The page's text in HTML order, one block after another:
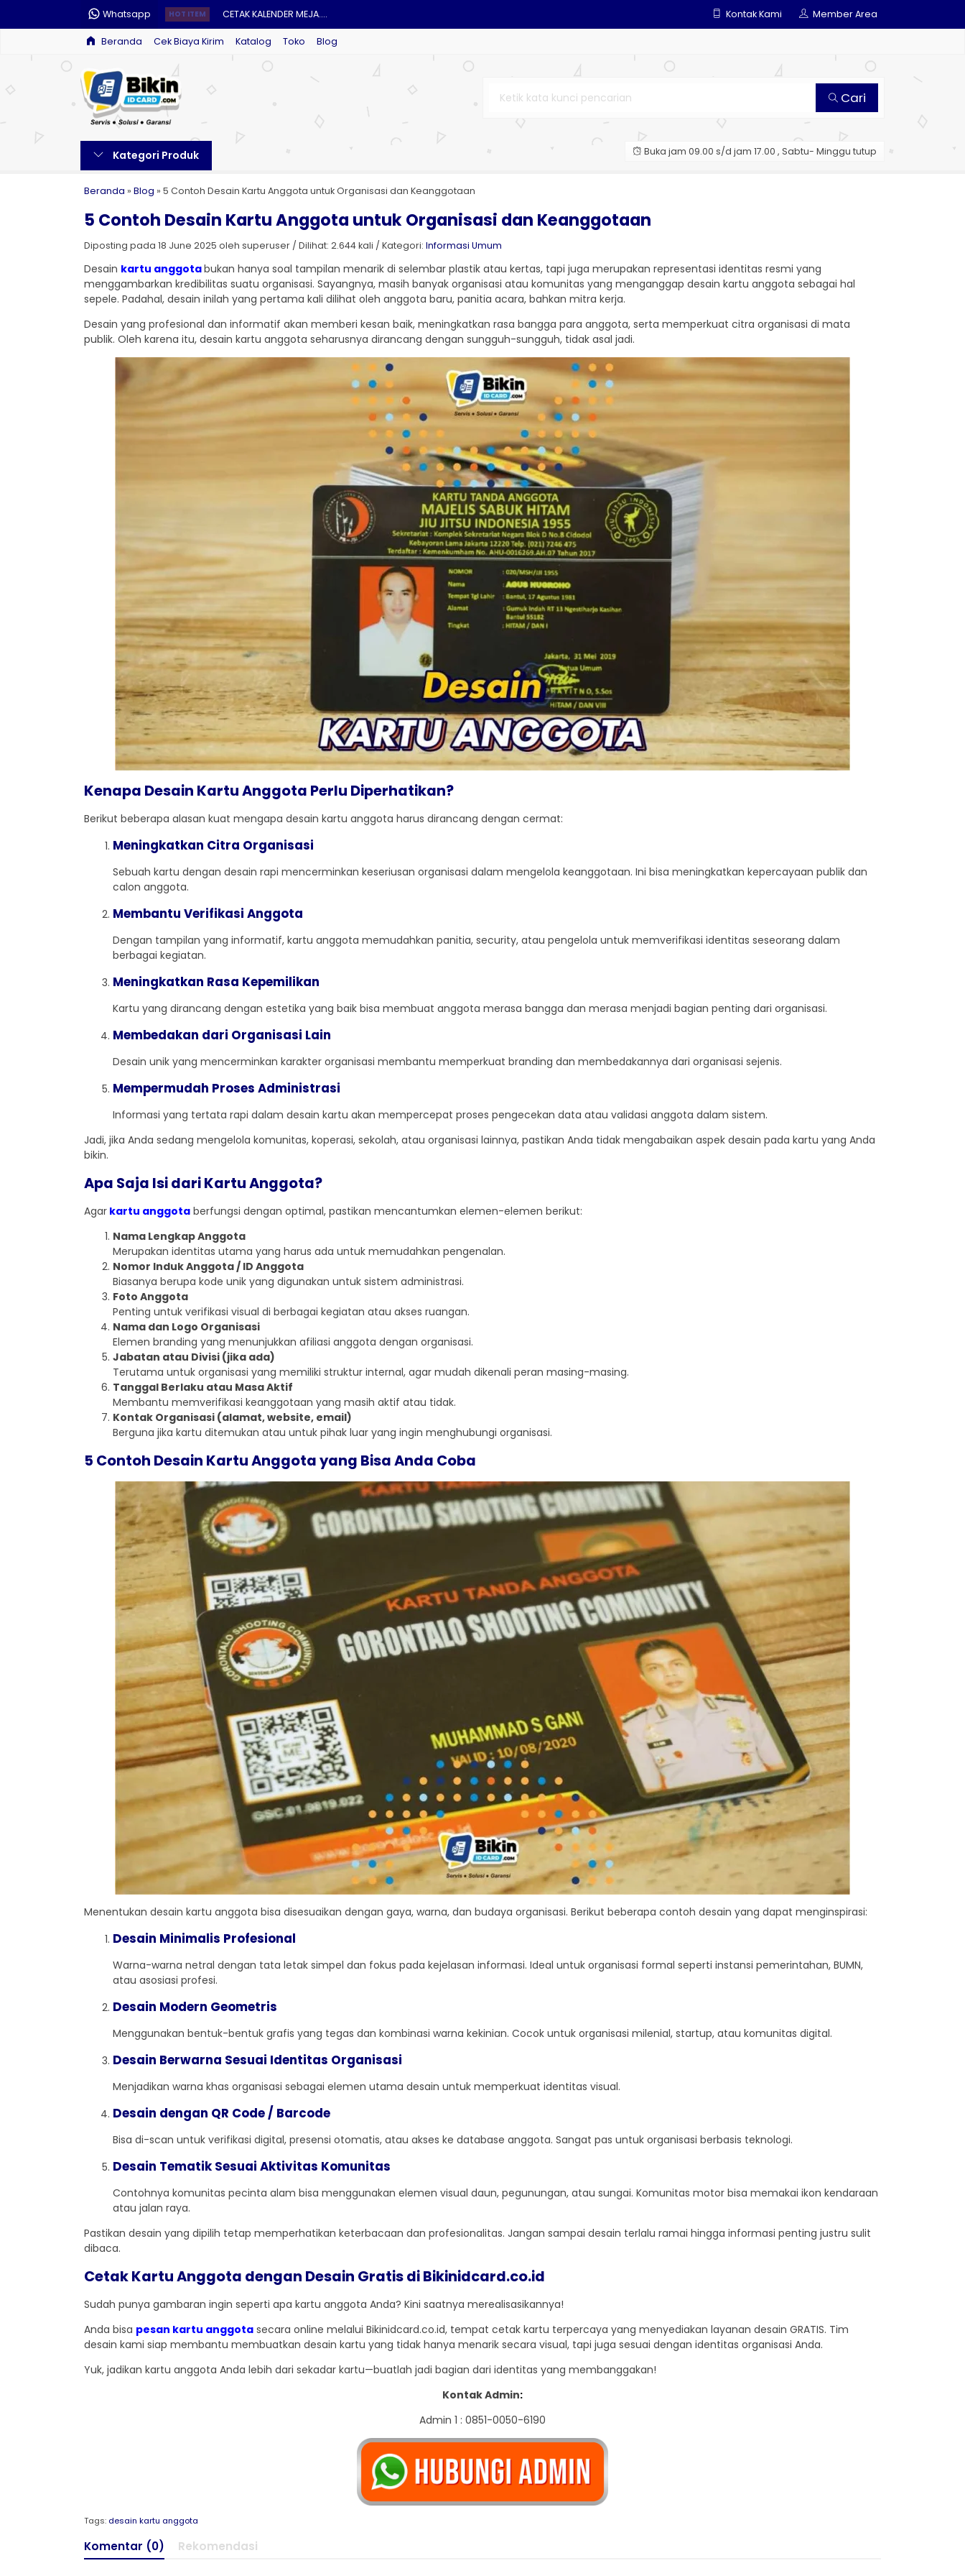
Whatsapp HOT ITEM CETAK KALENDER MEJA....
CETAK MUG CUSTOM....
CETAK NOTA....
STEMPEL CUSTOM....
CETAK E-MONEY CUSTOM....
MOUSEPAD CUSTOM....
CETAK ID CARD....
Kontak Kami Member Area
Beranda Cek Biaya Kirim Katalog Toko Blog
Cari
Kategori Produk Buka jam 09.00 s/d jam 17.00 , Sabtu- Minggu tutup
Beranda » Blog » 5 Contoh Desain Kartu Anggota untuk Organisasi dan Keanggotaan
5 Contoh Desain Kartu Anggota untuk Organisasi dan Keanggotaan
Diposting pada 18 June 2025 oleh superuser / Dilihat: 2.644 kali / Kategori: Informasi Umum
Desain kartu anggotabukan hanya soal tampilan menarik di selembar plastik atau kertas, tapi juga merupakan representasi identitas resmi yang
menggambarkan kredibilitas suatu organisasi. Sayangnya, masih banyak organisasi atau komunitas yang menganggap desain kartu anggota sebagai hal
sepele. Padahal, desain inilah yang pertama kali dilihat oleh anggota baru, panitia acara, bahkan mitra kerja.
Desain yang profesional dan informatif akan memberi kesan baik, meningkatkan rasa bangga para anggota, serta memperkuat citra organisasi di mata
publik. Oleh karena itu, desain kartu anggota seharusnya dirancang dengan sungguh-sungguh, tidak asal jadi.
Kenapa Desain Kartu Anggota Perlu Diperhatikan?
Berikut beberapa alasan kuat mengapa desain kartu anggota harus dirancang dengan cermat:
Meningkatkan Citra Organisasi
Sebuah kartu dengan desain rapi mencerminkan keseriusan organisasi dalam mengelola keanggotaan. Ini bisa meningkatkan kepercayaan publik dan
calon anggota.
Membantu Verifikasi Anggota
Dengan tampilan yang informatif, kartu anggota memudahkan panitia, security, atau pengelola untuk memverifikasi identitas seseorang dalam
berbagai kegiatan.
Meningkatkan Rasa Kepemilikan
Kartu yang dirancang dengan estetika yang baik bisa membuat anggota merasa bangga dan merasa menjadi bagian penting dari organisasi.
Membedakan dari Organisasi Lain
Desain unik yang mencerminkan karakter organisasi membantu memperkuat branding dan membedakannya dari organisasi sejenis.
Mempermudah Proses Administrasi
Informasi yang tertata rapi dalam desain kartu akan mempercepat proses pengecekan data atau validasi anggota dalam sistem.
Jadi, jika Anda sedang mengelola komunitas, koperasi, sekolah, atau organisasi lainnya, pastikan Anda tidak mengabaikan aspek desain pada kartu yang Anda
bikin.
Apa Saja Isi dari Kartu Anggota?
Agar kartu anggota berfungsi dengan optimal, pastikan mencantumkan elemen-elemen berikut:
Nama Lengkap Anggota
Merupakan identitas utama yang harus ada untuk memudahkan pengenalan.
Nomor Induk Anggota / ID Anggota
Biasanya berupa kode unik yang digunakan untuk sistem administrasi.
Foto Anggota
Penting untuk verifikasi visual di berbagai kegiatan atau akses ruangan.
Nama dan Logo Organisasi
Elemen branding yang menunjukkan afiliasi anggota dengan organisasi.
Jabatan atau Divisi (jika ada)
Terutama untuk organisasi yang memiliki struktur internal, agar mudah dikenali peran masing-masing.
Tanggal Berlaku atau Masa Aktif
Membantu memverifikasi keanggotaan yang masih aktif atau tidak.
Kontak Organisasi (alamat, website, email)
Berguna jika kartu ditemukan atau untuk pihak luar yang ingin menghubungi organisasi.
5 Contoh Desain Kartu Anggota yang Bisa Anda Coba
Menentukan desain kartu anggota bisa disesuaikan dengan gaya, warna, dan budaya organisasi. Berikut beberapa contoh desain yang dapat menginspirasi:
Desain Minimalis Profesional
Warna-warna netral dengan tata letak simpel dan fokus pada kejelasan informasi. Ideal untuk organisasi formal seperti instansi pemerintahan, BUMN,
atau asosiasi profesi.
Desain Modern Geometris
Menggunakan bentuk-bentuk grafis yang tegas dan kombinasi warna kekinian. Cocok untuk organisasi milenial, startup, atau komunitas digital.
Desain Berwarna Sesuai Identitas Organisasi
Menjadikan warna khas organisasi sebagai elemen utama desain untuk memperkuat identitas visual.
Desain dengan QR Code / Barcode
Bisa di-scan untuk verifikasi digital, presensi otomatis, atau akses ke database anggota. Sangat pas untuk organisasi berbasis teknologi.
Desain Tematik Sesuai Aktivitas Komunitas
Contohnya komunitas pecinta alam bisa menggunakan elemen visual daun, pegunungan, atau sungai. Komunitas motor bisa memakai ikon kendaraan
atau jalan raya.
Pastikan desain yang dipilih tetap memperhatikan keterbacaan dan profesionalitas. Jangan sampai desain terlalu ramai hingga informasi penting justru sulit
dibaca.
Cetak Kartu Anggota dengan Desain Gratis di Bikinidcard.co.id
Sudah punya gambaran ingin seperti apa kartu anggota Anda? Kini saatnya merealisasikannya!
Anda bisa pesan kartu anggota secara online melalui Bikinidcard.co.id, tempat cetak kartu terpercaya yang menyediakan layanan desain GRATIS. Tim
desain kami siap membantu membuatkan desain kartu yang tidak hanya menarik secara visual, tapi juga sesuai dengan identitas organisasi Anda.
Yuk, jadikan kartu anggota Anda lebih dari sekadar kartu—buatlah jadi bagian dari identitas yang membanggakan!
Kontak Admin:
Admin 1 : 0851-0050-6190
Tags: desain kartu anggota
Komentar (0) Rekomendasi